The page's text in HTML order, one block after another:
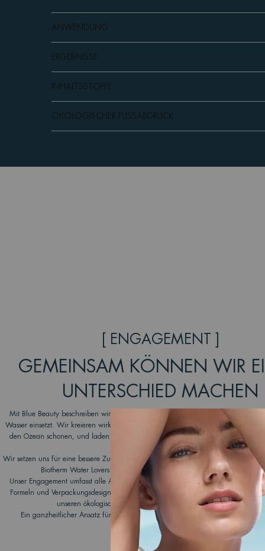
ANWENDUNG
ERGEBNISSE
INHALTSSTOFFE
ÖKOLOGISCHER FUSSABDRUCK
[ ENGAGEMENT ]
GEMEINSAM KÖNNEN WIR
UNTERSCHIED MACHEN
Mit Blue Beauty beschreiben wir bei Biotherm die Schönheit, die vom Wasser
Wasser einsetzt. Wir kreieren wirkungsvolle, umweltfreundliche Produkte, die die
den Ozean schonen, und laden unsere Verbraucher dazu ein, sich unserer
anzuschließen.
Wir setzen uns für eine bessere Zukunft unserer Ozeane ein, indem wir seit 2012 im
Biotherm Water Lovers Programms mit engagierten NGOs
Unser Engagement umfasst alle Aspekte unserer Wertschöpfungskette und zielt
Formeln und Verpackungsdesigns zu verbessern, neue Recyclingtechnologien zu
unseren ökologischen Fußabdruck auf dem Wasser zu minimieren.
Ein ganzheitlicher Ansatz für die Schönheit, der eine Welle des positiven